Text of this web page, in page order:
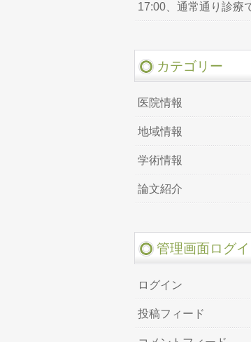
17:00、通常通り診療
カテゴリー
医院情報
地域情報
学術情報
論文紹介
管理画面ログ
ログイン
投稿フィード